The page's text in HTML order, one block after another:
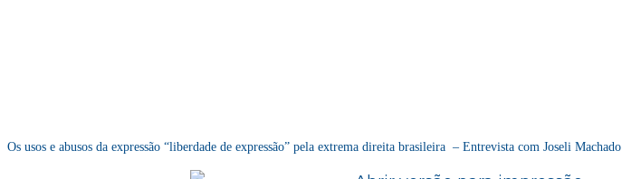
Os usos e abusos da expressão “liberdade de expressão” pela extrema direita brasileira – Entrevista com Joseli Machado